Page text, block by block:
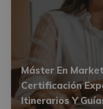
Máster En
Certificación
Itinerarios Y